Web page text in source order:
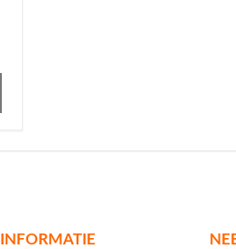
INFORMATIE